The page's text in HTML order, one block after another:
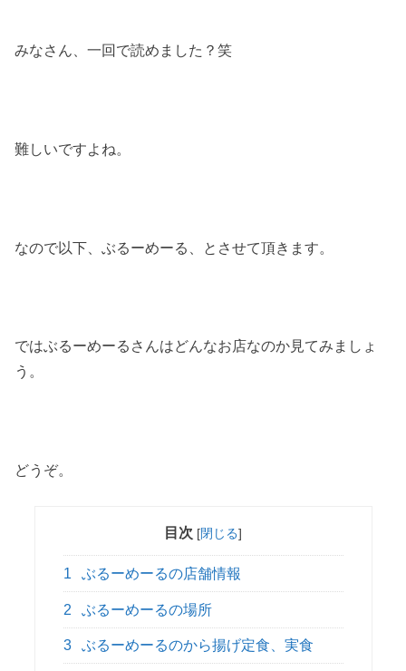
みなさん、一回で読めました？笑
難しいですよね。
なので以下、ぶるーめーる、とさせて頂きます。
ではぶるーめーるさんはどんなお店なのか見てみましょ
う。
どうぞ。
目次 [閉じる]
1 ぶるーめーるの店舗情報
2 ぶるーめーるの場所
3 ぶるーめーるのから揚げ定食、実食